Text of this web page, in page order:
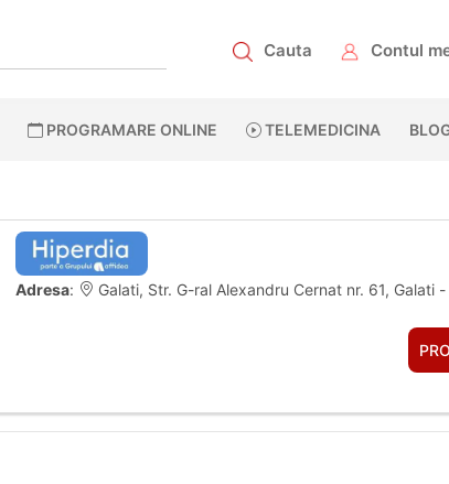
Cauta Contul
PROGRAMARE ONLINE TELEMEDICINA
Adresa: Galati, Str. G-ral Alexandru Cernat nr. 61, Galati -